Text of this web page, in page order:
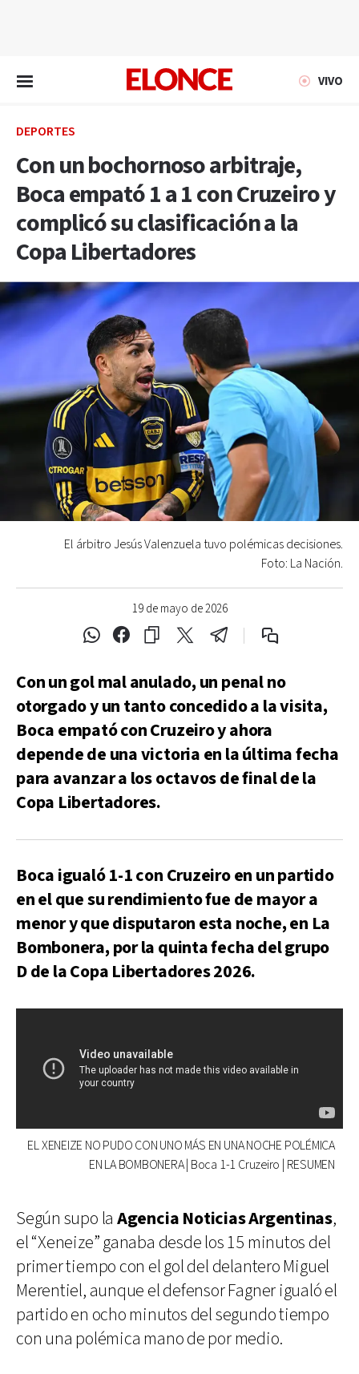
VIVO
DEPORTES
Con un bochornoso arbitraje,
Boca empató 1 a 1 con Cruzeiro y
complicó su clasificación a la
Copa Libertadores
19 de mayo de 2026
El árbitro Jesús Valenzuela tuvo polémicas decisiones.
Foto: La Nación.
Con un gol mal anulado, un penal no
otorgado y un tanto concedido a la visita,
Boca empató con Cruzeiro y ahora
depende de una victoria en la última fecha
para avanzar a los octavos de final de la
Copa Libertadores.
Boca igualó 1-1 con Cruzeiro en un partido
en el que su rendimiento fue de mayor a
menor y que disputaron esta noche, en La
Bombonera, por la quinta fecha del grupo
D de la Copa Libertadores 2026.
EL XENEIZE NO PUDO CON UNO MÁS EN UNA NOCHE POLÉMICA
EN LA BOMBONERA | Boca 1-1 Cruzeiro | RESUMEN
Según supo la Agencia Noticias Argentinas,
el “Xeneize” ganaba desde los 15 minutos del
primer tiempo con el gol del delantero Miguel
Merentiel, aunque el defensor Fagner igualó el
partido en ocho minutos del segundo tiempo
con una polémica mano de por medio.